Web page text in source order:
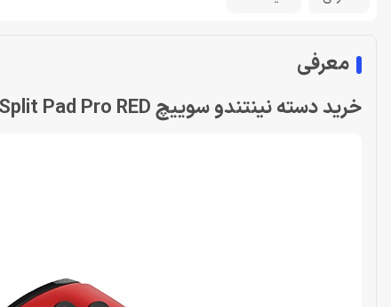
معرفی
خرید دسته نینتندو سوییچ Nintendo Switch Hori Split Pad Pro RED